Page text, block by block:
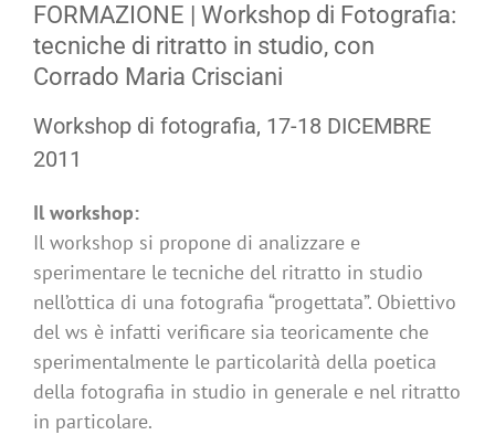
FORMAZIONE | Workshop di Fotografia:
tecniche di ritratto in studio, con
Corrado Maria Crisciani
Workshop di fotografia, 17-18 DICEMBRE
2011
Il workshop:
Il workshop si propone di analizzare e
sperimentare le tecniche del ritratto in studio
nell’ottica di una fotografia “progettata”. Obiettivo
del ws è infatti verificare sia teoricamente che
sperimentalmente le particolarità della poetica
della fotografia in studio in generale e nel ritratto
in particolare.